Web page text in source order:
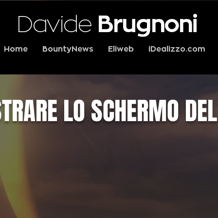
Davide Brugnoni
Home BountyNews Eliweb iDealizzo.com
LO SCHERMO